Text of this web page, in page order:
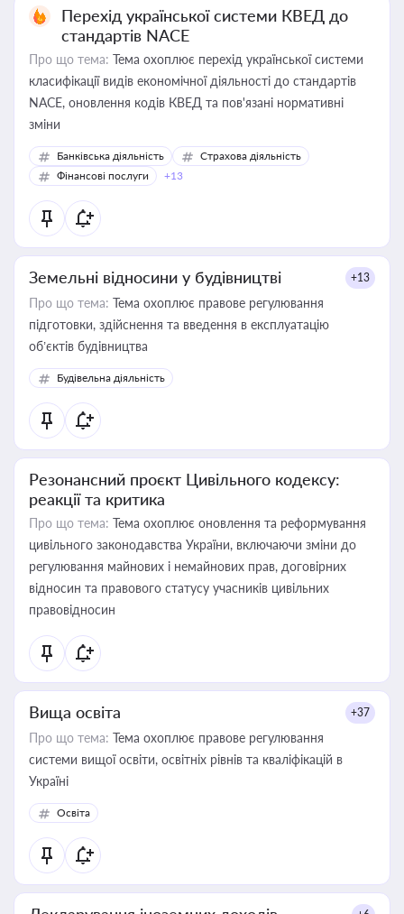
Перехід української системи КВЕД до
стандартів NACE
Про що тема: Тема охоплює перехід української системи
класифікації видів економічної діяльності до стандартів
NACE, оновлення кодів КВЕД та пов'язані нормативні
зміни
Банківська діяльність
Страхова діяльність
Фінансові послуги
+13
Земельні відносини у будівництві +13
Про що тема: Тема охоплює правове регулювання
підготовки, здійснення та введення в експлуатацію
об’єктів будівництва
Будівельна діяльність
Резонансний проєкт Цивільного кодексу:
реакції та критика
Про що тема: Тема охоплює оновлення та реформування
цивільного законодавства України, включаючи зміни до
регулювання майнових і немайнових прав, договірних
відносин та правового статусу учасників цивільних
правовідносин
Вища освіта +37
Про що тема: Тема охоплює правове регулювання
системи вищої освіти, освітніх рівнів та кваліфікацій в
Україні
Освіта